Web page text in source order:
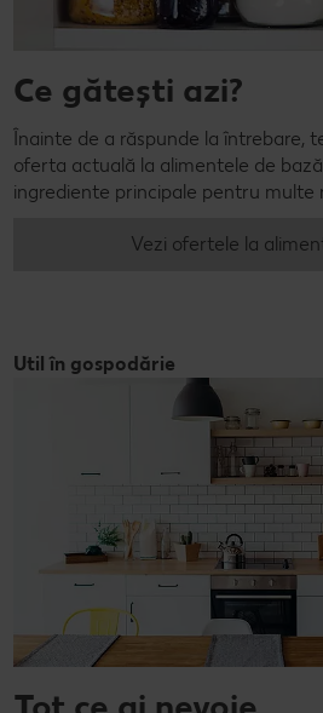
Ce gătești azi?
Înainte de a răspunde la întrebare,
oferta actuală la alimentele de
ingrediente principale pentru multe
Vezi ofertele la
Util în gospodărie